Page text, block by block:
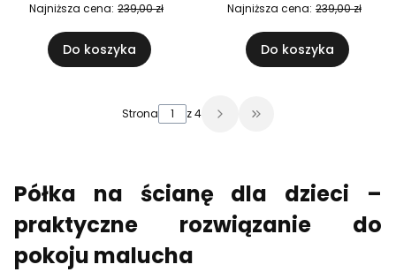
Najniższa cena: 239,00 zł
Do koszyka
Najniższa cena: 239,00 zł
Do koszyka
Strona z 4 Przejdź do ostatniej
Półka na ścianę dla dzieci –
praktyczne rozwiązanie do
pokoju malucha